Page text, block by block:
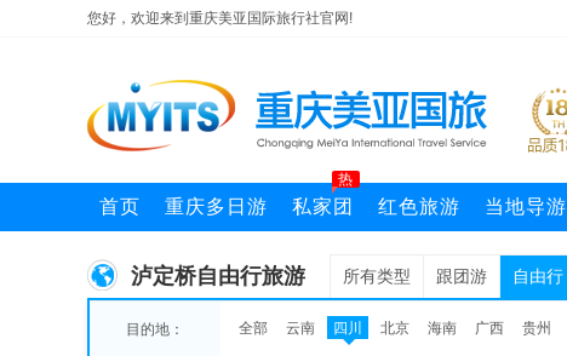
您好，欢迎来到重庆美亚国际旅行社官网!
首页 重庆多日游 私家团
热
红色旅游 当地导游
泸定桥自由行旅游 所有类型 跟团游 自由行
目的地： 全部 云南 四川 北京 海南 广西 贵州